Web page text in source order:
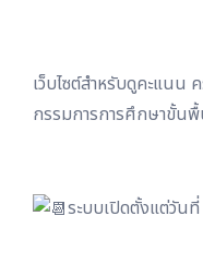
เว็บไซต์สำหรับดูคะแน
กรรมการการศึกษาขั้น
ระบบเปิดตั้งแต่วัน